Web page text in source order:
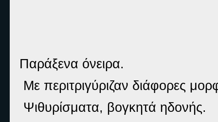
Παράξενα όνειρα.
Με περιτριγύριζαν διάφορες
Ψιθυρίσματα, βογκητά ηδονής.